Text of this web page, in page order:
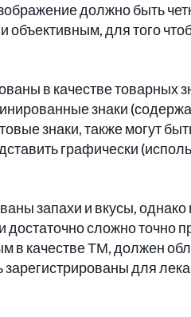
должно быть
для того
в качестве товарных
знаки
знаки, также могут
графически
запахи и вкусы, однако
достаточно сложно точно
в качестве ТМ, должен
для